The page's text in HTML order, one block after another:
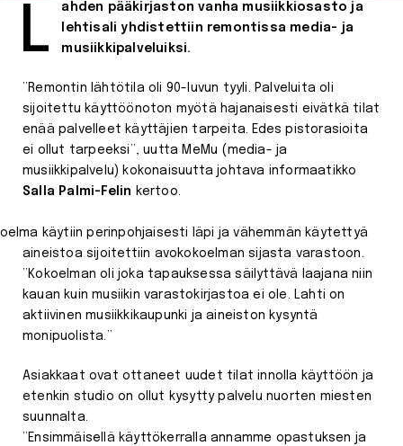
Lahden pääkirjaston vanha musiikkiosasto ja
lehtisali yhdistettiin remontissa media- ja
musiikkipalveluiksi.
”Remontin lähtötila oli 90-luvun tyyli. Palveluita oli
sijoitettu käyttöönoton myötä hajanaisesti eivätkä tilat
enää palvelleet käyttäjien tarpeita. Edes pistorasioita
ei ollut tarpeeksi”, uutta MeMu (media- ja
musiikkipalvelu) kokonaisuutta johtava informaatikko
Salla Palmi-Felin kertoo.
käytiin perinpohjaisesti läpi ja vähemmän käytettyä
aineistoa sijoitettiin avokokoelman sijasta varastoon.
”Kokoelman oli joka tapauksessa säilyttävä laajana niin
kauan kuin musiikin varastokirjastoa ei ole. Lahti on
aktiivinen musiikkikaupunki ja aineiston kysyntä
monipuolista.”
Asiakkaat ovat ottaneet uudet tilat innolla käyttöön ja
etenkin studio on ollut kysytty palvelu nuorten miesten
suunnalta.
”Ensimmäisellä käyttökerralla annamme opastuksen ja